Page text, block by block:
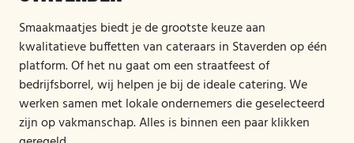
Smaakmaatjes biedt je de grootste keuze aan
kwalitatieve buffetten van cateraars in Staverden op één
platform. Of het nu gaat om een straatfeest of
bedrijfsborrel, wij helpen je bij de ideale catering. We
werken samen met lokale ondernemers die geselecteerd
zijn op vakmanschap. Alles is binnen een paar klikken